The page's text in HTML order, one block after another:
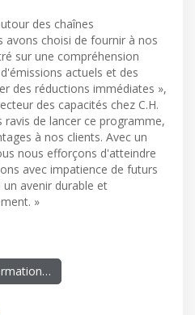
des chaînes
avons choisi de fournir à nos
sur une compréhension
actuels et des
des réductions immédiates »,
des capacités chez C.H.
de lancer ce programme,
à nos clients. Avec un
nous efforçons d'atteindre
avec impatience de futurs
avenir durable et
»